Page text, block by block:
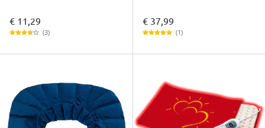
€ 11,29
(3)
€ 37,99
(1)